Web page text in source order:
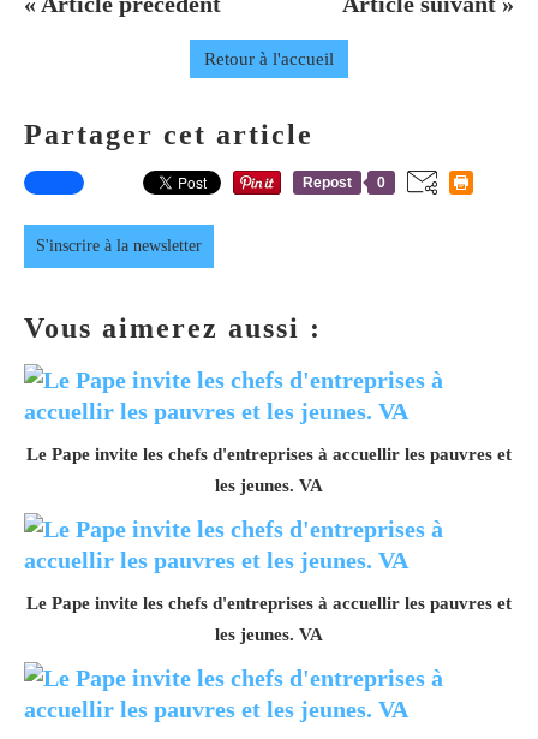
Retour à l'accueil
Partager cet article
Repost 0
S'inscrire à la newsletter
Vous aimerez aussi :
Le Pape invite les chefs d'entreprises à accuellir les pauvres et
les jeunes. VA
Le Pape invite les chefs d'entreprises à accuellir les pauvres et
les jeunes. VA